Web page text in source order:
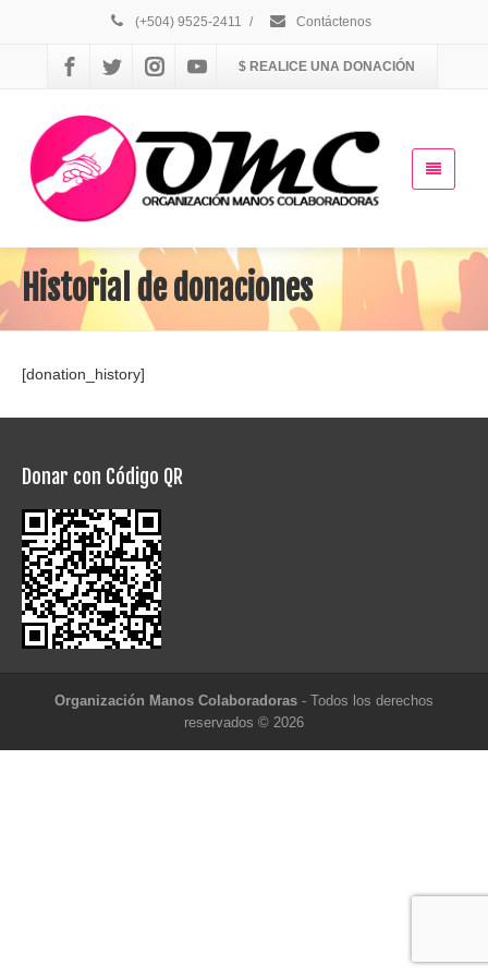
(+504) 9525-2411 / Contáctenos
$ REALICE UNA DONACIÓN
Historial de donaciones
[donation_history]
Donar con Código QR
Organización Manos Colaboradoras - Todos los derechos
reservados © 2026